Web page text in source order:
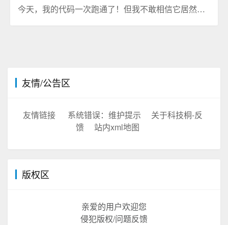
今天，我的代码一次跑通了！但我不敢相信它居然能跑
友情/公告区
友情链接 系统错误：维护提示
关于科技桐-反
馈
站内xml地图
版权区
亲爱的用户欢迎您
侵犯版权/问题反馈